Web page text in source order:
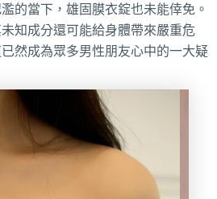
的當下，雄固膜衣錠也未能倖免。
知成分還可能給身體帶來嚴重危
然成為眾多男性朋友心中的一大疑